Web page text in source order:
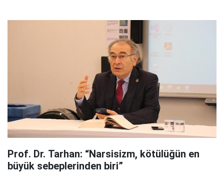
Prof. Dr. Tarhan: “Narsisizm, kötülüğün en
büyük sebeplerinden biri”